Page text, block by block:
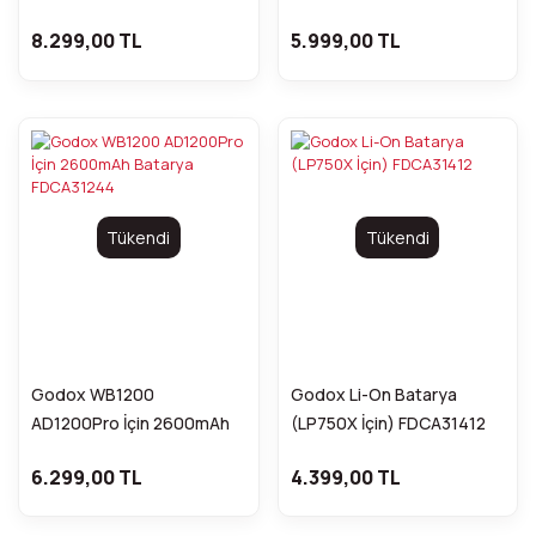
8.299,00 TL 5.999,00 TL
Tükendi
Godox WB1200
AD1200Pro İçin 2600mAh
6.299,00 TL
Tükendi
Godox Li-On Batarya
(LP750X İçin) FDCA31412
4.399,00 TL